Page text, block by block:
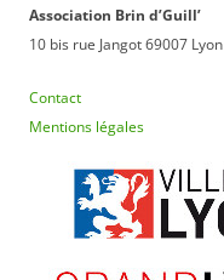
Association Brin d’Guill’
10 bis rue Jangot 69007 Lyon
Contact
Mentions légales